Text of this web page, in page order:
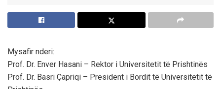
Mysafir nderi:
Prof. Dr. Enver Hasani – Rektor i Universitetit të Prishtinës
Prof. Dr. Basri Çapriqi – President i Bordit të Universitetit të